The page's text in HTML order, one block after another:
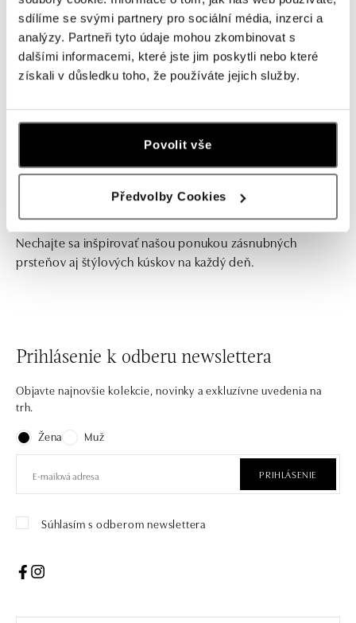
sdílíme se svými partnery pro sociální média, inzerci a
analýzy. Partneři tyto údaje mohou zkombinovat s
dalšími informacemi, které jste jim poskytli nebo které
získali v důsledku toho, že používáte jejich služby.
Povolit vše
Předvolby Cookies
green Bonbon
Nechajte sa inšpirovať našou ponukou zásnubných
prsteňov aj štýlových kúskov na každý deň.
Prihlásenie k odberu newslettera
Objavte najnovšie kolekcie, novinky a exkluzívne uvedenia na
trh.
Žena
Muž
PRIHLÁSENIE
Súhlasím s odberom newslettera